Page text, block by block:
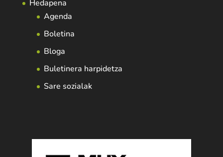
Hedapena
Agenda
Boletina
Bloga
Buletinera harpidetza
Sare sozialak